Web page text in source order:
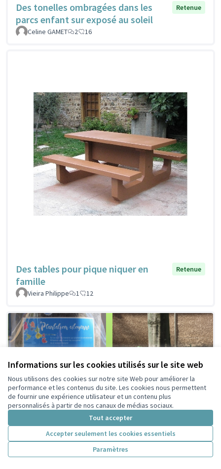
Informations sur les cookies utilisés sur le site web
Nous utilisons des cookies sur notre site Web pour améliorer la
performance et les contenus du site. Les cookies nous permettent
de fournir une expérience utilisateur et un contenu plus
personnalisés à partir de nos canaux de médias sociaux.
Tout accepter
Accepter seulement les cookies essentiels
Paramètres
Des tonelles ombragées dans les
parcs enfant sur exposé au soleil
Retenue
Celine GAMET 2 16
Des tables pour pique niquer en
famille
Retenue
Vieira Philippe 1 12